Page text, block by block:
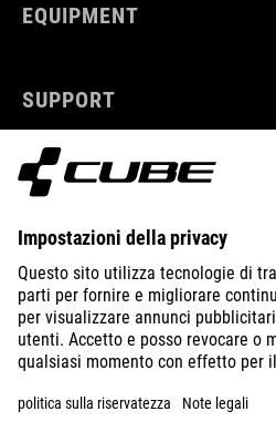
EQUIPMENT
SUPPORT
ABOUT US
EXPLORE